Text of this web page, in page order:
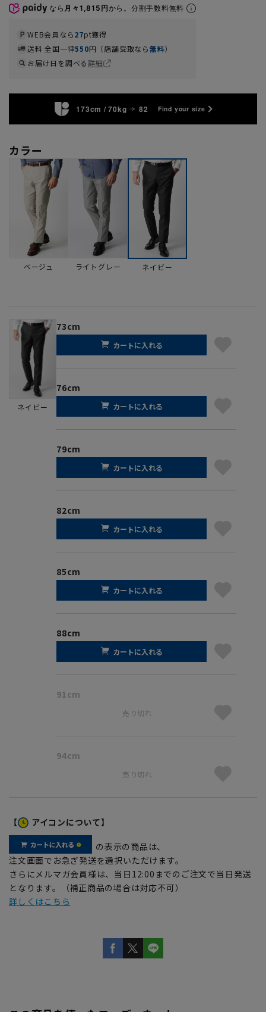
なら 月々1,815円から。分割手数料無料
WEB会員なら27pt獲得
送料 全国一律550円（店舗受取なら無料）
お届け日を調べる詳細
173cm / 70kg 82 Find your size
カラー
ベージュ ライトグレー ネイビー
ネイビー
73cm
カートに入れる
76cm
カートに入れる
79cm
カートに入れる
82cm
カートに入れる
85cm
カートに入れる
88cm
カートに入れる
91cm
売り切れ
94cm
売り切れ
【 アイコンについて】
の表示の商品は、
注文画面でお急ぎ発送を選択いただけます。
さらにメルマガ会員様は、当日12:00までのご注文で当日発送
となります。（補正商品の場合は対応不可）
詳しくはこちら